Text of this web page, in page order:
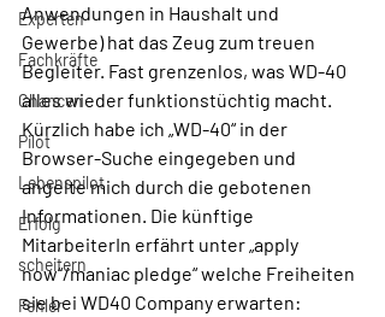
Experten
Fachkräfte
Chancen
Pilot
Lebenspilot
Erfolg
scheitern
Fehler
Anwendungen in Haushalt und
Gewerbe) hat das Zeug zum treuen
Begleiter. Fast grenzenlos, was WD-40
alles wieder funktionstüchtig macht.
Kürzlich habe ich „WD-40“ in der
Browser-Suche eingegeben und
angelte mich durch die gebotenen
Informationen. Die künftige
MitarbeiterIn erfährt unter „apply
now“/maniac pledge“ welche Freiheiten
sie bei WD40 Company erwarten: